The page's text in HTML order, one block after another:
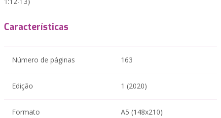
Características
Número de páginas 163
Edição 1 (2020)
Formato A5 (148x210)